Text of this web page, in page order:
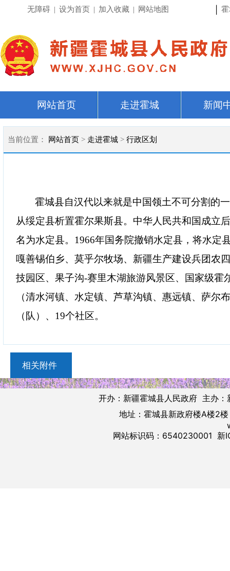
无障碍 | 设为首页 | 加入收藏 | 网站地图
网站首页 走进霍城 新闻
当前位置： 网站首页 > 走进霍城 > 行政区划
霍城县自汉代以来就是中国领土不可分割的
从绥定县析置霍尔果斯县。中华人民共和国成立
名为水定县。1966年国务院撤销水定县，将水定
嘎善锡伯乡、莫乎尔牧场、新疆生产建设兵团农
技园区、果子沟-赛里木湖旅游风景区、国家级
（清水河镇、水定镇、芦草沟镇、惠远镇、萨
（队）、19个社区。
相关附件
开办：新疆霍城县人民政府 主办
地址：霍城县新政府楼A楼
网站标识码：6540230001 新